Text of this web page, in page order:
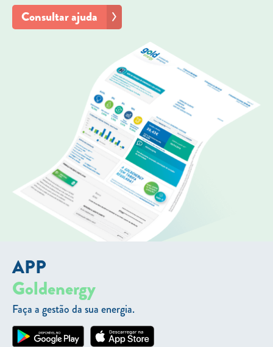
Consultar ajuda
APP
Goldenergy
Faça a gestão da sua energia.